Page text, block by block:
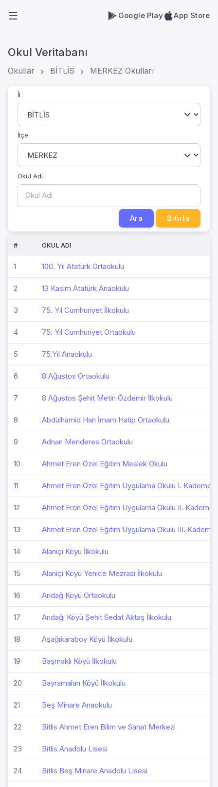
Google Play App Store
Okul Veritabanı
Okullar BİTLİS MERKEZ Okulları
İl
İlçe
Okul Adı
Ara Sıfırla
# OKUL ADI
1 100. Yıl Atatürk Ortaokulu
2 13 Kasım Atatürk Anaokulu
3 75. Yıl Cumhuriyet İlkokulu
4 75. Yıl Cumhuriyet Ortaokulu
5 75.Yıl Anaokulu
6 8 Ağustos Ortaokulu
7 8 Ağustos Şehit Metin Özdemir İlkokulu
8 Abdülhamid Han İmam Hatip Ortaokulu
9 Adnan Menderes Ortaokulu
10 Ahmet Eren Özel Eğitim Meslek Okulu
11 Ahmet Eren Özel Eğitim Uygulama Okulu I. Kademe
12 Ahmet Eren Özel Eğitim Uygulama Okulu II. Kademe
13 Ahmet Eren Özel Eğitim Uygulama Okulu III. Kademe
14 Alaniçi Köyü İlkokulu
15 Alaniçi Köyü Yenice Mezrası İlkokulu
16 Arıdağ Köyü Ortaokulu
17 Arıdağı Köyü Şehit Sedat Aktaş İlkokulu
18 Aşağıkaraboy Köyü İlkokulu
19 Başmaklı Köyü İlkokulu
20 Bayramalan Köyü İlkokulu
21 Beş Minare Anaokulu
22 Bitlis Ahmet Eren Bilim ve Sanat Merkezi
23 Bitlis Anadolu Lisesi
24 Bitlis Beş Minare Anadolu Lisesi